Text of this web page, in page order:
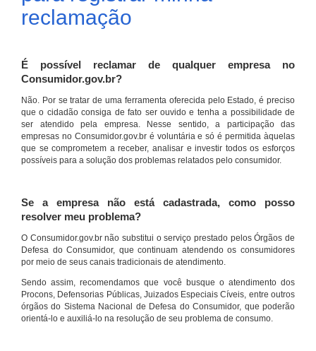
reclamação
É possível reclamar de qualquer empresa no
Consumidor.gov.br?
Não. Por se tratar de uma ferramenta oferecida pelo Estado, é preciso
que o cidadão consiga de fato ser ouvido e tenha a possibilidade de
ser atendido pela empresa. Nesse sentido, a participação das
empresas no Consumidor.gov.br é voluntária e só é permitida àquelas
que se comprometem a receber, analisar e investir todos os esforços
possíveis para a solução dos problemas relatados pelo consumidor.
Se a empresa não está cadastrada, como posso
resolver meu problema?
O Consumidor.gov.br não substitui o serviço prestado pelos Órgãos de
Defesa do Consumidor, que continuam atendendo os consumidores
por meio de seus canais tradicionais de atendimento.
Sendo assim, recomendamos que você busque o atendimento dos
Procons, Defensorias Públicas, Juizados Especiais Cíveis, entre outros
órgãos do Sistema Nacional de Defesa do Consumidor, que poderão
orientá-lo e auxiliá-lo na resolução de seu problema de consumo.